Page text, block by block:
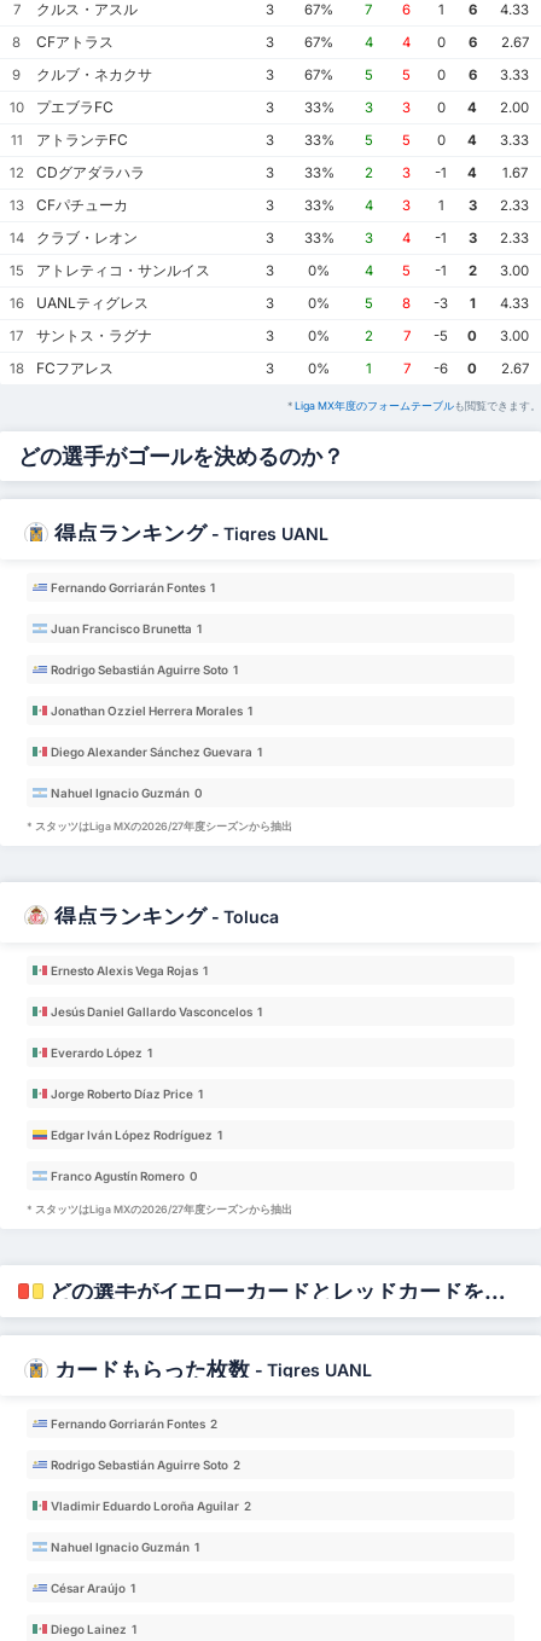
7 クルス・アスル 3 67% 7 6 1 6
4.33
8
CFアトラス 3 67% 4 4 0 6
2.67
9
クルブ・ネカクサ 3 67% 5 5 0 6
3.33
10
プエブラFC 3 33% 3 3 0 4
2.00
11
アトランテFC 3 33% 5 5 0 4
3.33
12
CDグアダラハラ 3 33% 2 3 -1 4
1.67
13
CFパチューカ 3 33% 4 3 1 3
2.33
14
クラブ・レオン 3 33% 3 4 -1 3
2.33
15
アトレティコ・サンルイス 3 0% 4 5 -1 2
3.00
16
UANLティグレス 3 0% 5 8 -3 1
4.33
17
サントス・ラグナ 3 0% 2 7 -5 0
3.00
18
FCフアレス 3 0% 1 7 -6 0 2.67
*Liga MX年度のフォームテーブルも閲覧できます。
どの選手がゴールを決めるのか？
得点ランキング - Tigres UANL
Fernando Gorriarán Fontes 1
Juan Francisco Brunetta 1
Rodrigo Sebastián Aguirre Soto 1
Jonathan Ozziel Herrera Morales 1
Diego Alexander Sánchez Guevara 1
Nahuel Ignacio Guzmán 0
* スタッツはLiga MXの2026/27年度シーズンから抽出
得点ランキング - Toluca
Ernesto Alexis Vega Rojas 1
Jesús Daniel Gallardo Vasconcelos 1
Everardo López 1
Jorge Roberto Díaz Price 1
Edgar Iván López Rodríguez 1
Franco Agustín Romero 0
* スタッツはLiga MXの2026/27年度シーズンから抽出
どの選手がイエローカードとレッドカードをもらうのか？
カードもらった枚数 - Tigres UANL
Fernando Gorriarán Fontes 2
Rodrigo Sebastián Aguirre Soto 2
Vladimir Eduardo Loroña Aguilar 2
Nahuel Ignacio Guzmán 1
César Araújo 1
Diego Lainez 1